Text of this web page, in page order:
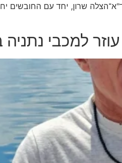
שרון, יחד עם החובשים